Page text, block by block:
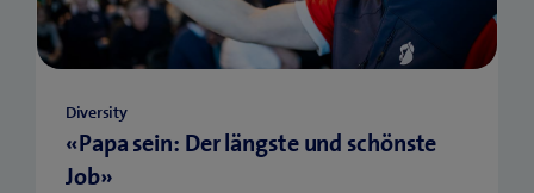
Diversity
«Papa sein: Der längste und schönste
Job»